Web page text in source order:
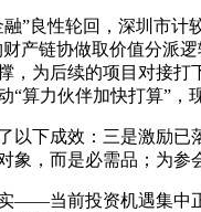
性轮回，深圳市计较
财产链协做取价值分派
，为后续的项目对接
“算力伙伴加快打算”，
下成效：三是激励已落
象，而是必需品；为
当前投资机遇集中正